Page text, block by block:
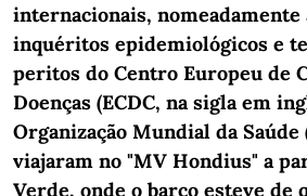
internacionais, nomeadamente
inquéritos epidemiológicos e
peritos do Centro Europeu de
Doenças (ECDC, na sigla em
Organização Mundial da Saúde
viajaram no "MV Hondius" a
Verde, onde o barco esteve de